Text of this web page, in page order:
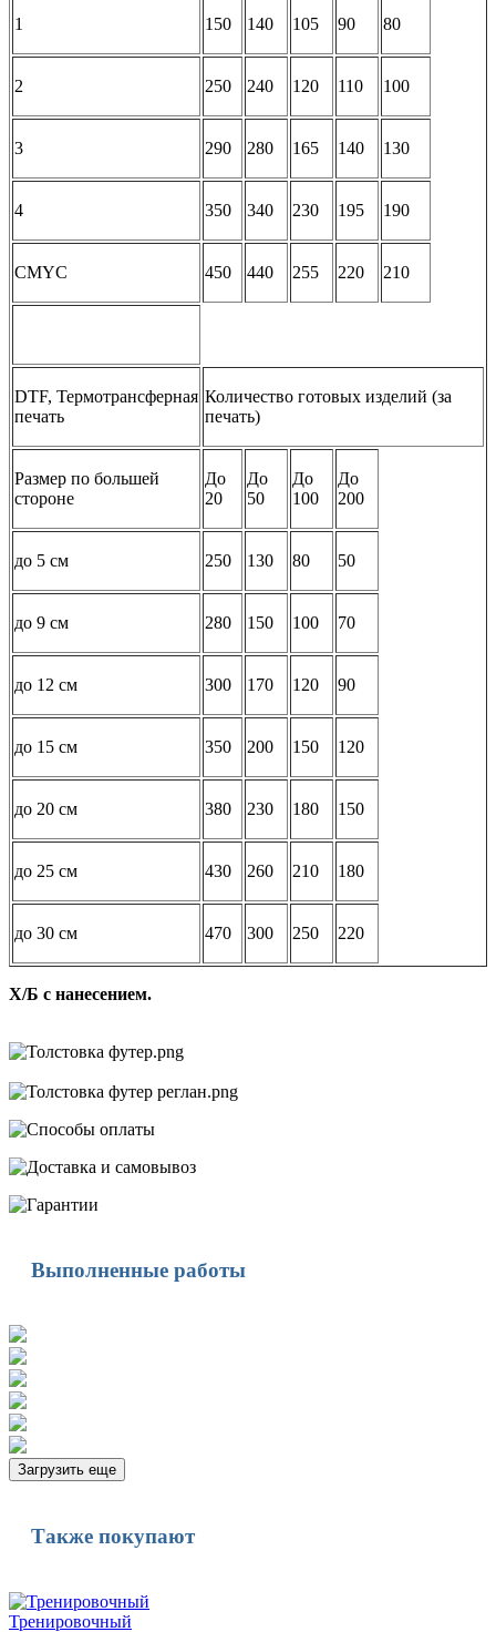
1 150 140 105 90 80
2 250 240 120 110 100
3 290 280 165 140 130
4 350 340 230 195 190
CMYC 450 440 255 220 210
DTF, Термотрансферная
печать
Количество готовых изделий (за
печать)
Размер по большей
стороне
До
20
До
50
До
100
До
200
до 5 см 250 130 80 50
до 9 см 280 150 100 70
до 12 см 300 170 120 90
до 15 см 350 200 150 120
до 20 см 380 230 180 150
до 25 см 430 260 210 180
до 30 см 470 300 250 220
Х/Б с нанесением.
Выполненные работы
Загрузить еще
Также покупают
Тренировочный